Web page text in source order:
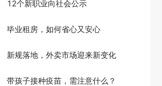
12个新职业向社会公示
毕业租房，如何省心又安心
新规落地，外卖市场迎来新变化
带孩子接种疫苗，需注意什么？